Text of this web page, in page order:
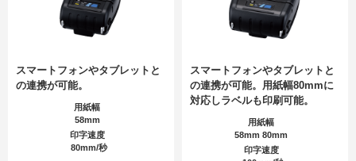
スマートフォンやタブレットと
の連携が可能。
用紙幅
58mm
印字速度
80mm/秒
スマートフォンやタブレットと
の連携が可能。用紙幅80mmに
対応しラベルも印刷可能。
用紙幅
58mm 80mm
印字速度